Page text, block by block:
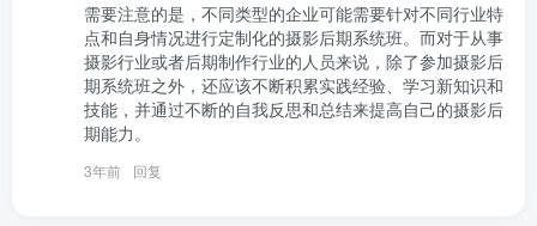
需要注意的是，不同类型的企业可能需要针对不同行业特
点和自身情况进行定制化的摄影后期系统班。而对于从事
摄影行业或者后期制作行业的人员来说，除了参加摄影后
期系统班之外，还应该不断积累实践经验、学习新知识和
技能，并通过不断的自我反思和总结来提高自己的摄影后
期能力。
3年前 回复